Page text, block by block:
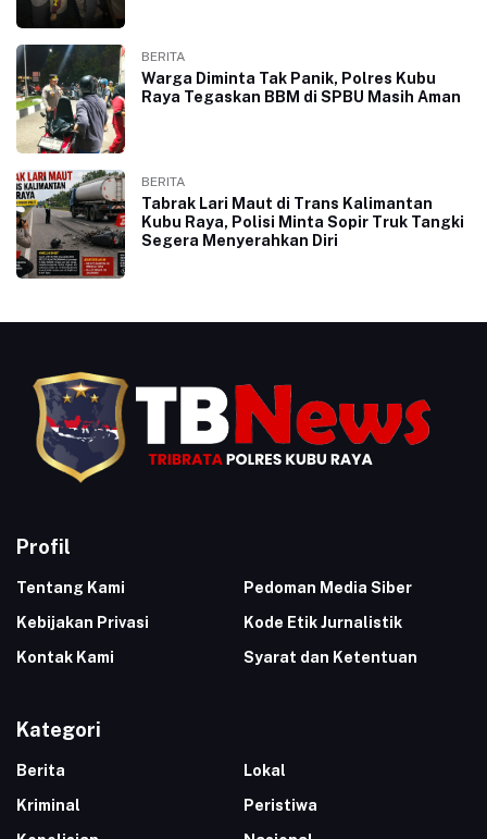
BERITA
Warga Diminta Tak Panik, Polres Kubu
Raya Tegaskan BBM di SPBU Masih Aman
BERITA
Tabrak Lari Maut di Trans Kalimantan
Kubu Raya, Polisi Minta Sopir Truk Tangki
Segera Menyerahkan Diri
Profil
Tentang Kami
Pedoman Media Siber
Kebijakan Privasi
Kode Etik Jurnalistik
Kontak Kami
Syarat dan Ketentuan
Kategori
Berita
Lokal
Kriminal
Peristiwa